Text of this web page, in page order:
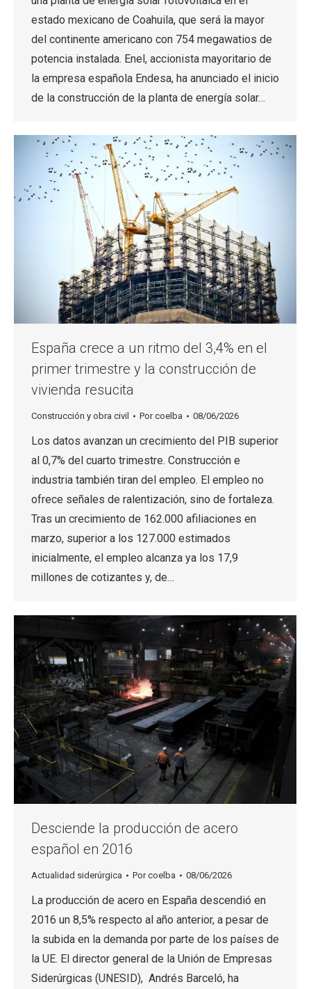
estado mexicano de Coahuila, que será la mayor
del continente americano con 754 megawatios de
potencia instalada. Enel, accionista mayoritario de
la empresa española Endesa, ha anunciado el inicio
de la construcción de la planta de energía solar…
España crece a un ritmo del 3,4% en el
primer trimestre y la construcción de
vivienda resucita
Construcción y obra civil Porcoelba 08/06/2026
Los datos avanzan un crecimiento del PIB superior
al 0,7% del cuarto trimestre. Construcción e
industria también tiran del empleo. El empleo no
ofrece señales de ralentización, sino de fortaleza.
Tras un crecimiento de 162.000 afiliaciones en
marzo, superior a los 127.000 estimados
inicialmente, el empleo alcanza ya los 17,9
millones de cotizantes y, de…
Desciende la producción de acero
español en 2016
Actualidad siderúrgica Porcoelba 08/06/2026
La producción de acero en España descendió en
2016 un 8,5% respecto al año anterior, a pesar de
la subida en la demanda por parte de los países de
la UE. El director general de la Unión de Empresas
Siderúrgicas (UNESID), Andrés Barceló, ha